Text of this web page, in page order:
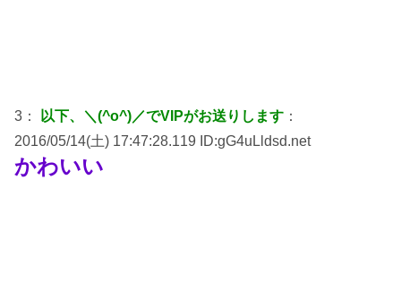
3： 以下、＼(^o^)／でVIPがお送りします ：
2016/05/14(土) 17:47:28.119 ID:gG4uLldsd.net
かわいい